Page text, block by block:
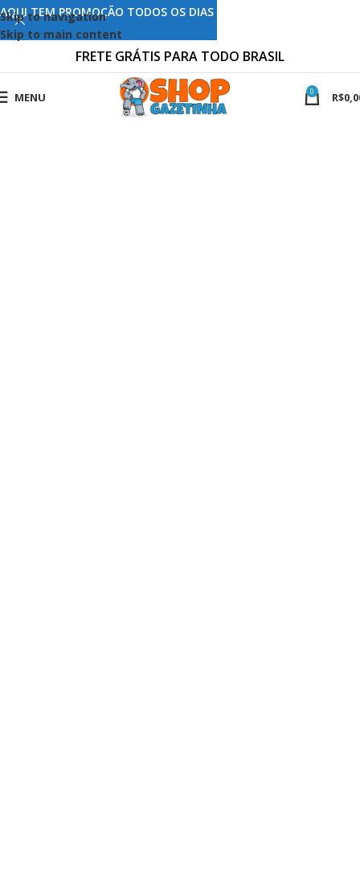
Skip to navigation
Skip to main content
FRETE GRÁTIS PARA TODO BRASIL
MENU 0 R$
AQUI TEM PROMOÇÃO TODOS OS DIAS